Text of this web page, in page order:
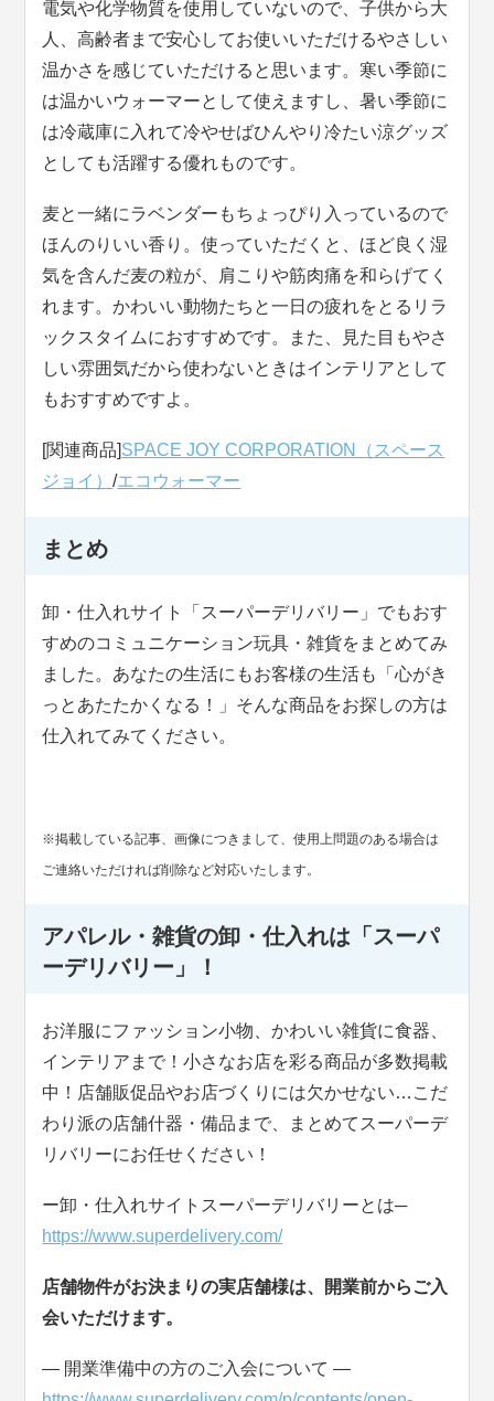
電気や化学物質を使用していないので、子供から大
人、高齢者まで安心してお使いいただけるやさしい
温かさを感じていただけると思います。寒い季節に
は温かいウォーマーとして使えますし、暑い季節に
は冷蔵庫に入れて冷やせばひんやり冷たい涼グッズ
としても活躍する優れものです。
麦と一緒にラベンダーもちょっぴり入っているので
ほんのりいい香り。使っていただくと、ほど良く湿
気を含んだ麦の粒が、肩こりや筋肉痛を和らげてく
れます。かわいい動物たちと一日の疲れをとるリラ
ックスタイムにおすすめです。また、見た目もやさ
しい雰囲気だから使わないときはインテリアとして
もおすすめですよ。
[関連商品]SPACE JOY CORPORATION（スペース
ジョイ）/エコウォーマー
まとめ
卸・仕入れサイト「スーパーデリバリー」でもおす
すめのコミュニケーション玩具・雑貨をまとめてみ
ました。あなたの生活にもお客様の生活も「心がき
っとあたたかくなる！」そんな商品をお探しの方は
仕入れてみてください。
※掲載している記事、画像につきまして、使用上問題のある場合は
ご連絡いただければ削除など対応いたします。
アパレル・雑貨の卸・仕入れは「スーパ
ーデリバリー」！
お洋服にファッション小物、かわいい雑貨に食器、
インテリアまで！小さなお店を彩る商品が多数掲載
中！店舗販促品やお店づくりには欠かせない…こだ
わり派の店舗什器・備品まで、まとめてスーパーデ
リバリーにお任せください！
ー卸・仕入れサイトスーパーデリバリーとは─
https://www.superdelivery.com/
店舗物件がお決まりの実店舗様は、開業前からご入
会いただけます。
― 開業準備中の方のご入会について ―